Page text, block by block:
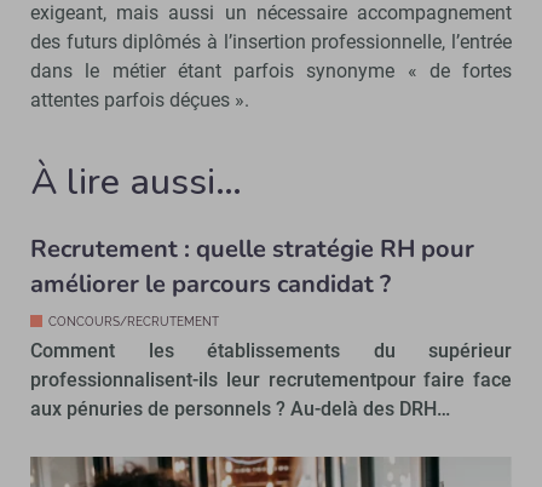
exigeant, mais aussi un nécessaire accompagnement
des futurs diplômés à l’insertion professionnelle, l’entrée
dans le métier étant parfois synonyme « de fortes
attentes parfois déçues ».
À lire aussi…
Recrutement : quelle stratégie RH pour
améliorer le parcours candidat ?
CONCOURS/RECRUTEMENT
Comment les établissements du supérieur
professionnalisent-ils leur recrutementpour faire face
aux pénuries de personnels ? Au-delà des DRH…